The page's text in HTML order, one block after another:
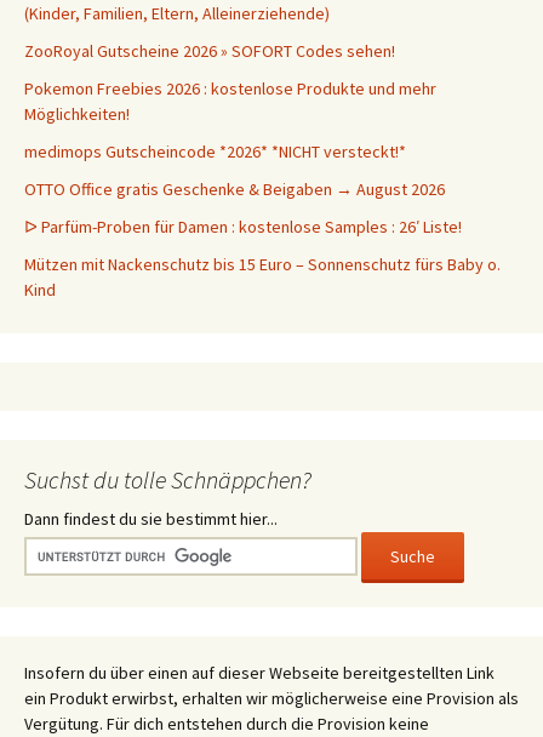
(Kinder, Familien, Eltern, Alleinerziehende)
ZooRoyal Gutscheine 2026 » SOFORT Codes sehen!
Pokemon Freebies 2026 : kostenlose Produkte und mehr
Möglichkeiten!
medimops Gutscheincode *2026* *NICHT versteckt!*
OTTO Office gratis Geschenke & Beigaben → August 2026
ᐅ Parfüm-Proben für Damen : kostenlose Samples : 26′ Liste!
Mützen mit Nackenschutz bis 15 Euro – Sonnenschutz fürs Baby o.
Kind
Suchst du tolle Schnäppchen?
Dann findest du sie bestimmt hier...
Insofern du über einen auf dieser Webseite bereitgestellten Link
ein Produkt erwirbst, erhalten wir möglicherweise eine Provision als
Vergütung. Für dich entstehen durch die Provision keine